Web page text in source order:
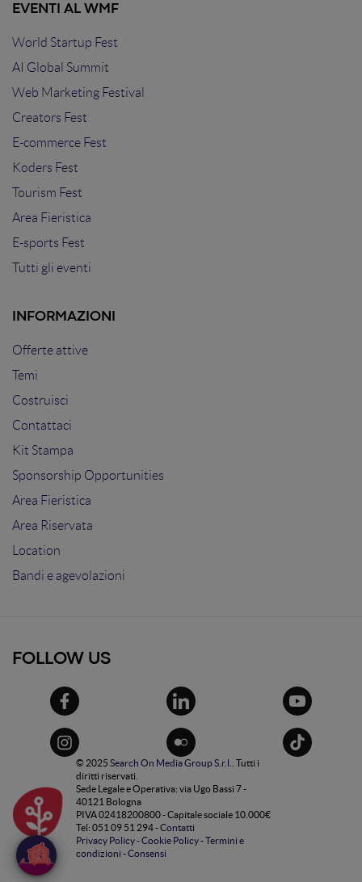
EVENTI AL WMF
World Startup Fest
AI Global Summit
Web Marketing Festival
Creators Fest
E-commerce Fest
Koders Fest
Tourism Fest
Area Fieristica
E-sports Fest
Tutti gli eventi
INFORMAZIONI
Offerte attive
Temi
Costruisci
Contattaci
Kit Stampa
Sponsorship Opportunities
Area Fieristica
Area Riservata
Location
Bandi e agevolazioni
FOLLOW US
© 2025 Search On Media Group S.r.l.
. Tutti i
diritti riservati.
Sede Legale e Operativa: via Ugo Bassi 7 -
40121 Bologna
PIVA 02418200800 - Capitale sociale 10.000€
Tel: 051 09 51 294 -Contatti
Privacy Policy-Cookie Policy-Termini e
condizioni -Consensi